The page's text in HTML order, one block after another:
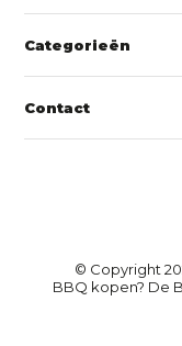
Categorieën
Contact
© Copyright
BBQ kopen? De